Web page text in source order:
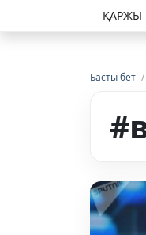
ҚАРЖЫ
Басты бет /